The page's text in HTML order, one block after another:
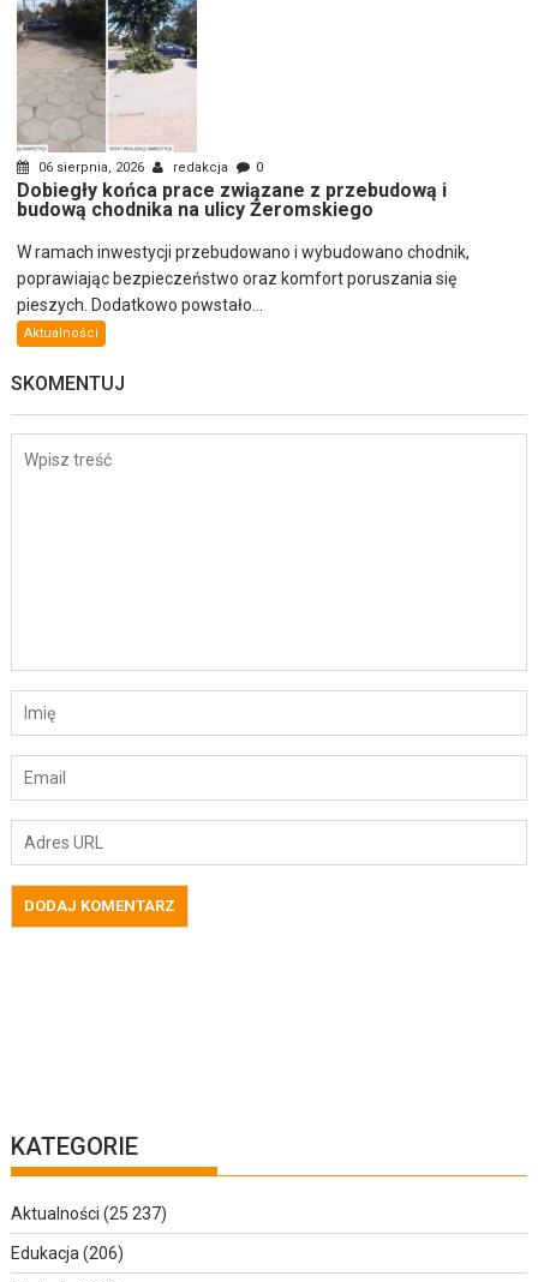
06 sierpnia, 2026 redakcja 0
Dobiegły końca prace związane z przebudową i
budową chodnika na ulicy Żeromskiego
W ramach inwestycji przebudowano i wybudowano chodnik,
poprawiając bezpieczeństwo oraz komfort poruszania się
pieszych. Dodatkowo powstało...
Aktualności
SKOMENTUJ
KATEGORIE
Aktualności (25 237)
Edukacja (206)